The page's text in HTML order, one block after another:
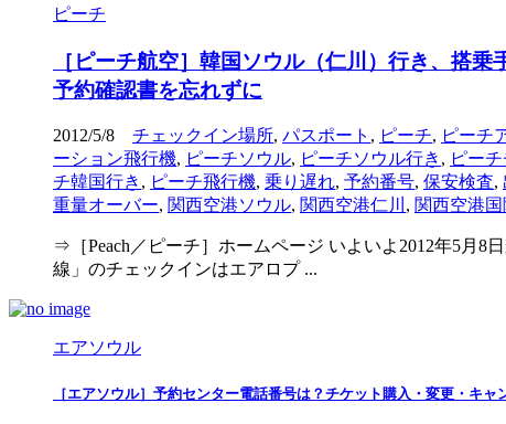
ピーチ
［ピーチ航空］韓国ソウル（仁川）行き、搭
予約確認書を忘れずに
2012/5/8 チェックイン場所, パスポート , ピーチ, ピーチ
ーション飛行機, ピーチソウル, ピーチソウル行き , ピー
チ韓国行き , ピーチ飛行機, 乗り遅れ, 予約番号, 保安検査,
重量オーバー, 関西空港ソウル, 関西空港仁川 , 関西空港国
⇒［Peach／ピーチ］ホームページ いよいよ2012年5月
線」のチェックインはエアロプ ...
エアソウル
［エアソウル］予約センター電話番号は？チケット購入・変更・キャ